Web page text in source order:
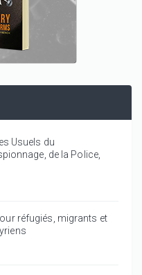
Usuels du
de la Police,
réfugiés, migrants et